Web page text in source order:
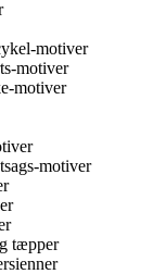
motiver
motiver
motiver
motiver
tæpper